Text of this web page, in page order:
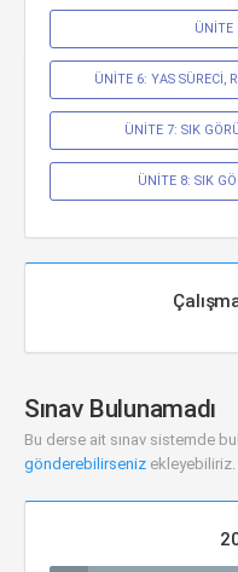
ÜNİTE
ÜNİTE 6: YAS SÜRECİ,
ÜNİTE 7: SIK
ÜNİTE 8: SIK
Sınav Bulunamadı
Bu derse ait sınav sistemde
gönderebilirseniz ekleyebiliriz.